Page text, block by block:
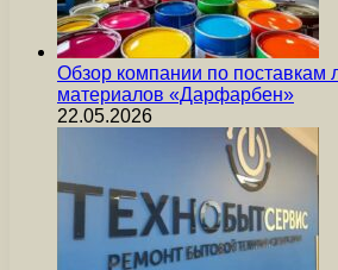
Обзор компании по поставкам
материалов «Дарфарбен»
22.05.2026